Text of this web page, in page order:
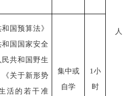
人
国预算法》
和国国家安全
共和国野生
《关于新形势
活的若干准
集中或
自学
1小
时